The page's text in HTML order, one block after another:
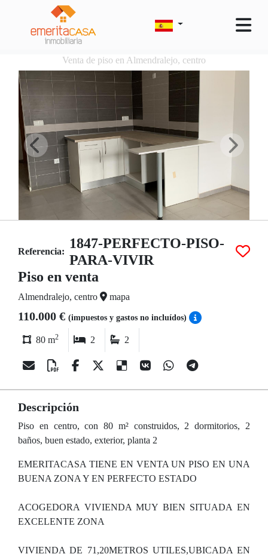
Venta de piso en Almendralejo, centro
Referencia:
1847-PERFECTO-PISO-
PARA-VIVIR
Piso en venta
Almendralejo, centro mapa
110.000 € (impuestos y gastos no incluídos)
80 m2 2 2
Descripción
Piso en centro, con 80 m² construidos, 2 dormitorios, 2
baños, buen estado, exterior, planta 2
EMERITACASA TIENE EN VENTA UN PISO EN UNA
BUENA ZONA Y EN PERFECTO ESTADO
ACOGEDORA VIVIENDA MUY BIEN SITUADA EN
EXCELENTE ZONA
VIVIENDA DE 71,20METROS UTILES,UBICADA EN